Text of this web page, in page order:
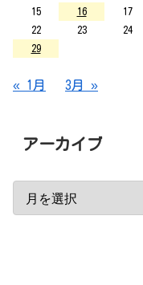
15
16 17
22
23 24
29
« 1月 3月 »
アーカイブ